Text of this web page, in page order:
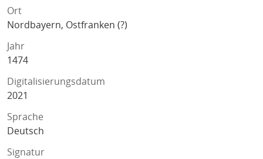
Ort
Nordbayern, Ostfranken (?)
Jahr
1474
Digitalisierungsdatum
2021
Sprache
Deutsch
Signatur